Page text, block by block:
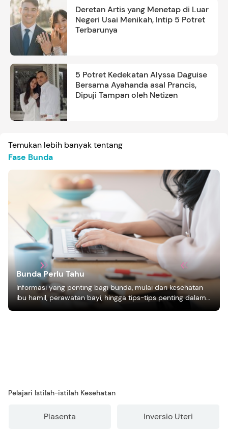
Deretan Artis yang Menetap di Luar
Negeri Usai Menikah, Intip 5 Potret
Terbarunya
5 Potret Kedekatan Alyssa Daguise
Bersama Ayahanda asal Prancis,
Dipuji Tampan oleh Netizen
Temukan lebih banyak tentang
Fase Bunda
Bunda Perlu Tahu
Informasi yang penting bagi bunda, mulai dari kesehatan
ibu hamil, perawatan bayi, hingga tips-tips penting dalam
mengasuh anak
Pelajari Istilah-istilah Kesehatan
Plasenta Inversio Uteri